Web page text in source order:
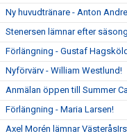
Ny huvudtränare - Anton
Stenersen lämnar efter
Förlängning - Gustaf
Nyförvärv - William Westlund!
Anmälan öppen till Summer
Förlängning - Maria Larsen!
Axel Morén lämnar